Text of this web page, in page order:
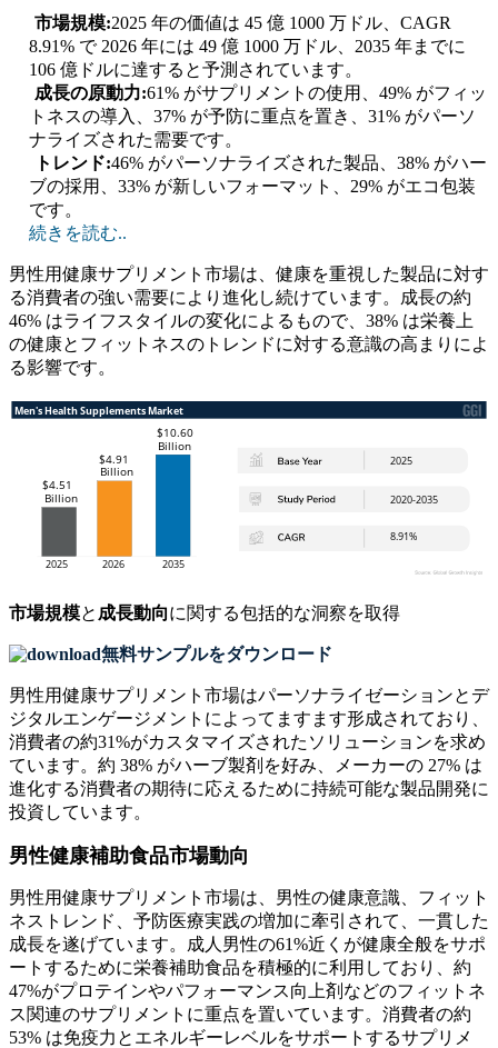
市場規模:2025 年の価値は 45 億 1000 万ドル、CAGR
8.91% で 2026 年には 49 億 1000 万ドル、2035 年までに
106 億ドルに達すると予測されています。
成長の原動力:61% がサプリメントの使用、49% がフィッ
トネスの導入、37% が予防に重点を置き、31% がパーソ
ナライズされた需要です。
トレンド:46% がパーソナライズされた製品、38% がハー
ブの採用、33% が新しいフォーマット、29% がエコ包装
です。
続きを読む..
男性用健康サプリメント市場は、健康を重視した製品に対す
る消費者の強い需要により進化し続けています。成長の約
46% はライフスタイルの変化によるもので、38% は栄養上
の健康とフィットネスのトレンドに対する意識の高まりによ
る影響です。
市場規模と成長動向に関する包括的な洞察を取得
無料サンプルをダウンロード
男性用健康サプリメント市場はパーソナライゼーションとデ
ジタルエンゲージメントによってますます形成されており、
消費者の約31%がカスタマイズされたソリューションを求め
ています。約 38% がハーブ製剤を好み、メーカーの 27% は
進化する消費者の期待に応えるために持続可能な製品開発に
投資しています。
男性健康補助食品市場動向
男性用健康サプリメント市場は、男性の健康意識、フィット
ネストレンド、予防医療実践の増加に牽引されて、一貫した
成長を遂げています。成人男性の61%近くが健康全般をサポ
ートするために栄養補助食品を積極的に利用しており、約
47%がプロテインやパフォーマンス向上剤などのフィットネ
ス関連のサプリメントに重点を置いています。消費者の約
53% は免疫力とエネルギーレベルをサポートするサプリメ